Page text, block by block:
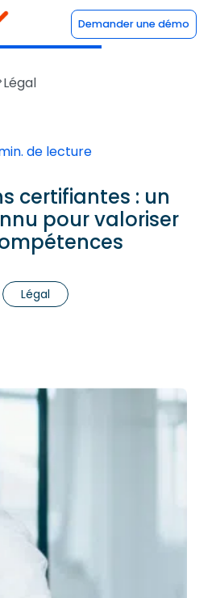
Demander une démo
Légal
de lecture
certifiantes : un
pour valoriser
Légal